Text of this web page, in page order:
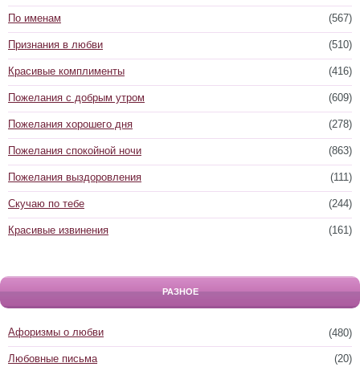
(567)
По именам
(510)
Признания в любви
(416)
Красивые комплименты
(609)
Пожелания с добрым утром
(278)
Пожелания хорошего дня
(863)
Пожелания спокойной ночи
(111)
Пожелания выздоровления
(244)
Скучаю по тебе
(161)
Красивые извинения
РАЗНОЕ
(480)
Афоризмы о любви
(20)
Любовные письма